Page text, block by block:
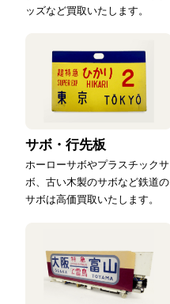
ッズなど買取いたします。
サボ・行先板
ホーローサボやプラスチックサ
ボ、古い木製のサボなど鉄道の
サボは高価買取いたします。